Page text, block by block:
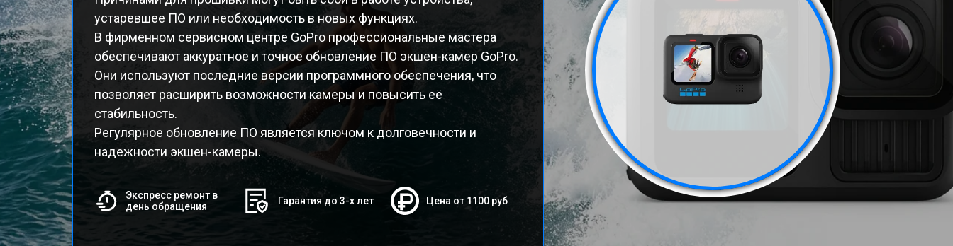
устаревшее ПО или необходимость в новых функциях.
В фирменном сервисном центре GoPro профессиональные мастера
обеспечивают аккуратное и точное обновление ПО экшен-камер GoPro.
Они используют последние версии программного обеспечения, что
позволяет расширить возможности камеры и повысить её
стабильность.
Регулярное обновление ПО является ключом к долговечности и
надежности экшен-камеры.
Экспресс ремонт в
день обращения
Гарантия до 3-х лет Цена от 1100 руб